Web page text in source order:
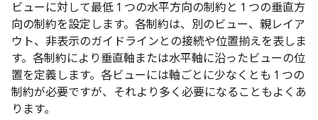
ビューに対して最低 1 つの水平方向の制約と 1 つの垂直方
向の制約を設定します。各制約は、別のビュー、親レイア
ウト、非表示のガイドラインとの接続や位置揃えを表しま
す。各制約により垂直軸または水平軸に沿ったビューの位
置を定義します。各ビューには軸ごとに少なくとも 1 つの
制約が必要ですが、それより多く必要になることもよくあ
ります。